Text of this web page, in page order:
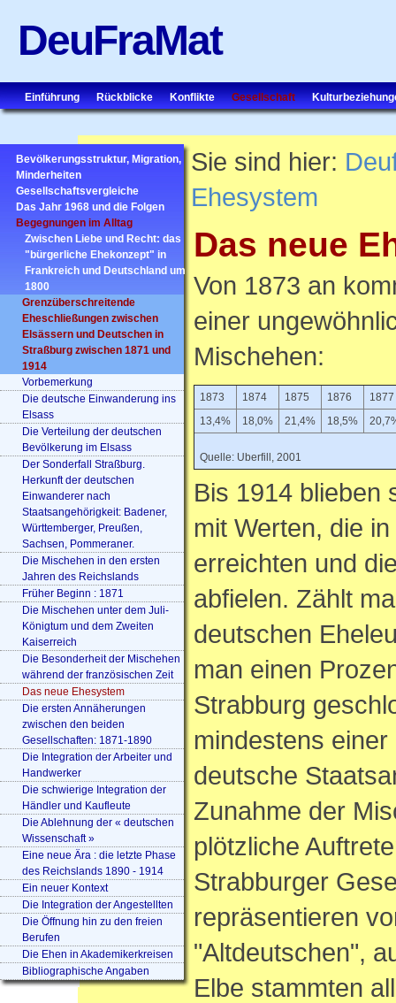
DeuFraMat
Einführung Rückblicke Konflikte Gesellschaft
Bevölkerungsstruktur, Migration,
Minderheiten
Gesellschaftsvergleiche
Das Jahr 1968 und die Folgen
Begegnungen im Alltag
Zwischen Liebe und Recht: das
"bürgerliche Ehekonzept" in
Frankreich und Deutschland um
1800
Grenzüberschreitende
Eheschließungen zwischen
Elsässern und Deutschen in
Straßburg zwischen 1871 und
1914
Vorbemerkung
Die deutsche Einwanderung ins
Elsass
Die Verteilung der deutschen
Bevölkerung im Elsass
Der Sonderfall Straßburg.
Herkunft der deutschen
Einwanderer nach
Staatsangehörigkeit: Badener,
Württemberger, Preußen,
Sachsen, Pommeraner.
Die Mischehen in den ersten
Jahren des Reichslands
Früher Beginn : 1871
Die Mischehen unter dem Juli-
Königtum und dem Zweiten
Kaiserreich
Die Besonderheit der Mischehen
während der französischen Zeit
Das neue Ehesystem
Die ersten Annäherungen
zwischen den beiden
Gesellschaften: 1871-1890
Die Integration der Arbeiter und
Handwerker
Die schwierige Integration der
Händler und Kaufleute
Die Ablehnung der « deutschen
Wissenschaft »
Eine neue Ära : die letzte Phase
des Reichslands 1890 - 1914
Ein neuer Kontext
Die Integration der Angestellten
Die Öffnung hin zu den freien
Berufen
Die Ehen in Akademikerkreisen
Bibliographische Angaben
Sie sind hier:
Ehesystem
Das neue
Von 1873 an
einer
Mischehen:
1873 1874 1875 1876
1877
13,4%
18,0% 21,4% 18,5%
Quelle: Uberfill, 2001
Bis 1914 blieben
mit Werten, die
erreichten und
abfielen. Zählt
deutschen
man einen
Strabburg
mindestens
deutsche
Zunahme der
plötzliche
Strabburger
repräsentieren
"Altdeutschen",
Elbe stammten